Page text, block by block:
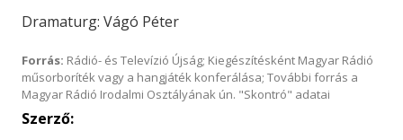
Dramaturg: Vágó Péter
Forrás: Rádió- és Televízió Újság; Kiegészítésként Magyar Rádió
műsorboríték vagy a hangjáték konferálása; További forrás a
Magyar Rádió Irodalmi Osztályának ún. "Skontró" adatai
Szerző: